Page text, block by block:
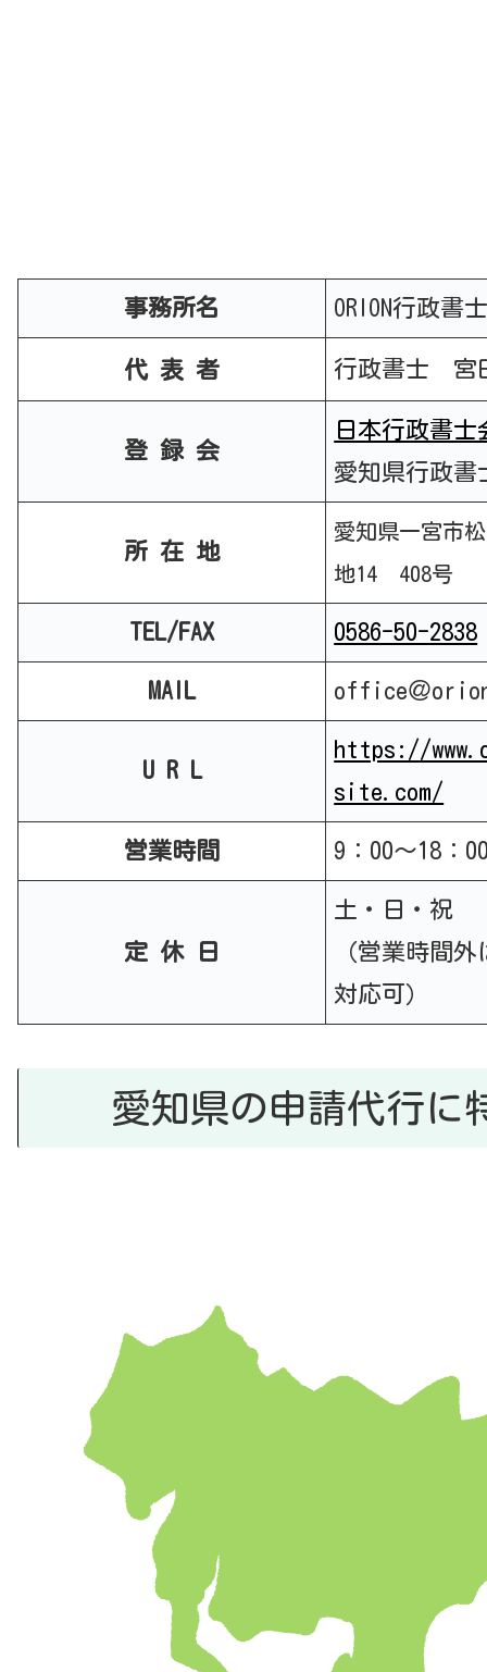
事務所名 ORION行政書
代 表 者 行政書士 宮
登 録 会
日本行政書士
愛知県行政書
所 在 地
愛知県一宮市
地14 408号
TEL/FAX 0586-50-2838
MAIL office＠
U R L
https://
site.com/
営業時間 9：00～18：
定 休 日
土・日・祝
（営業時間
対応可）
愛知県の申請代行に